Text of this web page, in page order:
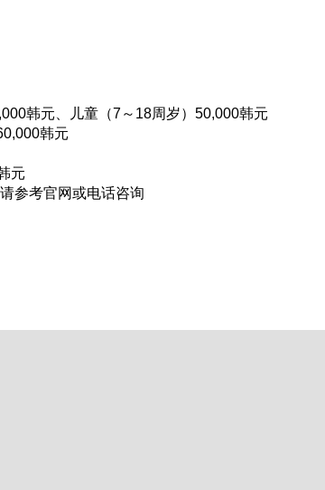
韩元、儿童（7～18周岁）50,000韩元
韩元
元
参考官网或电话咨询